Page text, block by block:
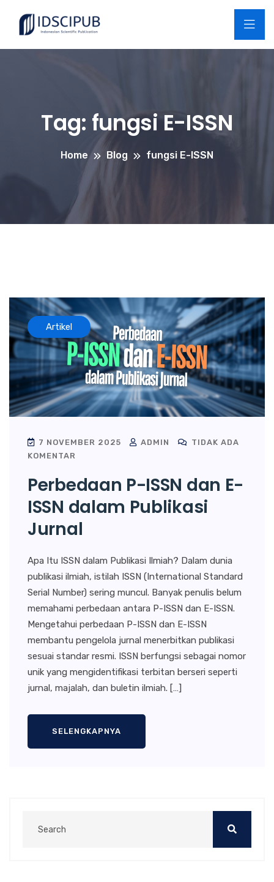
Tag: fungsi E-ISSN
Home Blog fungsi E-ISSN
Artikel
7 NOVEMBER 2025 ADMIN
TIDAK ADA
KOMENTAR
Perbedaan P-ISSN dan E-
ISSN dalam Publikasi
Jurnal
Apa Itu ISSN dalam Publikasi Ilmiah? Dalam dunia
publikasi ilmiah, istilah ISSN (International Standard
Serial Number) sering muncul. Banyak penulis belum
memahami perbedaan antara P-ISSN dan E-ISSN.
Mengetahui perbedaan P-ISSN dan E-ISSN
membantu pengelola jurnal menerbitkan publikasi
sesuai standar resmi. ISSN berfungsi sebagai nomor
unik yang mengidentifikasi terbitan berseri seperti
jurnal, majalah, dan buletin ilmiah. […]
SELENGKAPNYA